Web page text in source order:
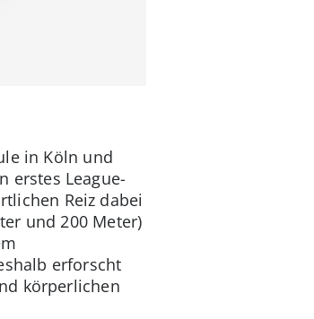
in Köln und
erstes League-
Reiz dabei
und 200 Meter)
erforscht
körperlichen